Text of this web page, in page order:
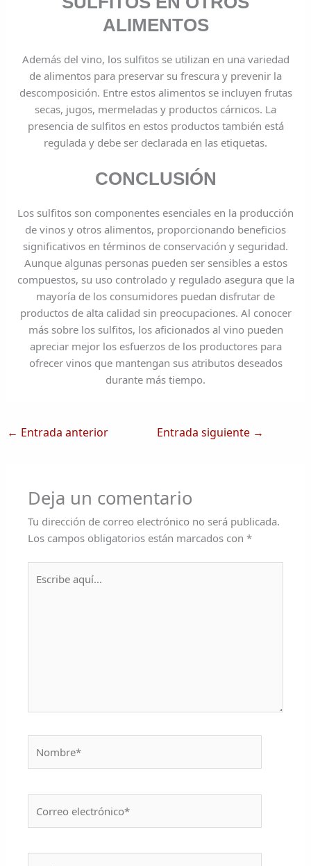
ALIMENTOS
Además del vino, los sulfitos se utilizan en una variedad
de alimentos para preservar su frescura y prevenir la
descomposición. Entre estos alimentos se incluyen frutas
secas, jugos, mermeladas y productos cárnicos. La
presencia de sulfitos en estos productos también está
regulada y debe ser declarada en las etiquetas.
CONCLUSIÓN
Los sulfitos son componentes esenciales en la producción
de vinos y otros alimentos, proporcionando beneficios
significativos en términos de conservación y seguridad.
Aunque algunas personas pueden ser sensibles a estos
compuestos, su uso controlado y regulado asegura que la
mayoría de los consumidores puedan disfrutar de
productos de alta calidad sin preocupaciones. Al conocer
más sobre los sulfitos, los aficionados al vino pueden
apreciar mejor los esfuerzos de los productores para
ofrecer vinos que mantengan sus atributos deseados
durante más tiempo.
← Entrada anterior Entrada siguiente →
Deja un comentario
Tu dirección de correo electrónico no será publicada.
Los campos obligatorios están marcados con*
aquí...
electrónico*